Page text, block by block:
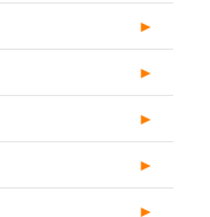
►
►
►
►
►